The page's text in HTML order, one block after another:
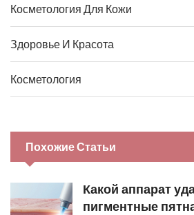
Косметология Для Кожи
Здоровье И Красота
Косметология
Похожие Статьи
Какой аппарат
пигментные